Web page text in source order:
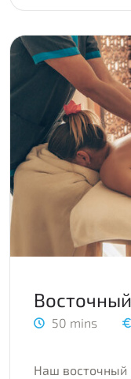
50 mins
Наш восточный